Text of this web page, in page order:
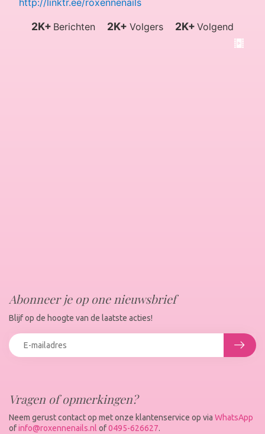
Vragen of opmerkingen?
Neem gerust contact op met onze klantenservice op via WhatsApp
ofinfo@roxennenails.nl of0495-626627.
Abonneer je op one nieuwsbrief
Blijf op de hoogte van de laatste acties!